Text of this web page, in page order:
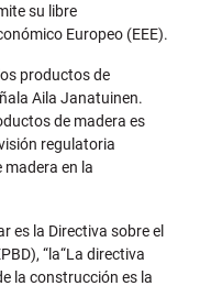
su libre
Europeo (EEE).
productos de
Aila Janatuinen.
de madera es
regulatoria
en la
es la Directiva sobre el
“la“La directiva
la construcción es la